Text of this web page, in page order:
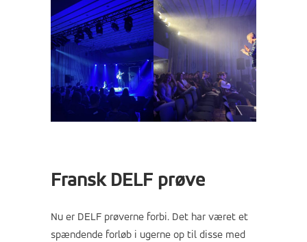
Fransk DELF prøve
Nu er DELF prøverne forbi. Det har været et
spændende forløb i ugerne op til disse med